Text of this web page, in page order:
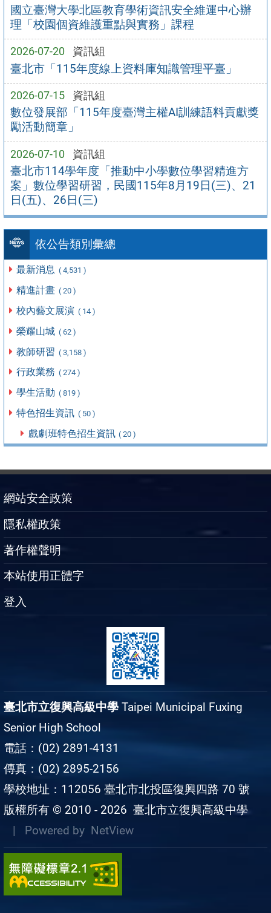
國立臺灣大學北區教育學術資訊安全維運中心辦
理「校園個資維護重點與實務」課程
2026-07-20 資訊組
臺北市「115年度線上資料庫知識管理平臺」
2026-07-15 資訊組
數位發展部「115年度臺灣主權AI訓練語料貢獻獎
勵活動簡章」
2026-07-10 資訊組
臺北市114學年度「推動中小學數位學習精進方
案」數位學習研習，民國115年8月19日(三)、21
日(五)、26日(三)
依公告類別彙總
最新消息 ( 4,531 )
精進計畫 ( 20 )
校內藝文展演 ( 14 )
榮耀山城 ( 62 )
教師研習 ( 3,158 )
行政業務 ( 274 )
學生活動 ( 819 )
特色招生資訊 ( 50 )
戲劇班特色招生資訊 ( 20 )
網站安全政策
隱私權政策
著作權聲明
本站使用正體字
登入
臺北市立復興高級中學 Taipei Municipal Fuxing
Senior High School
電話：(02) 2891-4131
傳真：(02) 2895-2156
學校地址：112056 臺北市北投區復興四路 70 號
版權所有 © 2010 - 2026 臺北市立復興高級中學
| Powered by NetView